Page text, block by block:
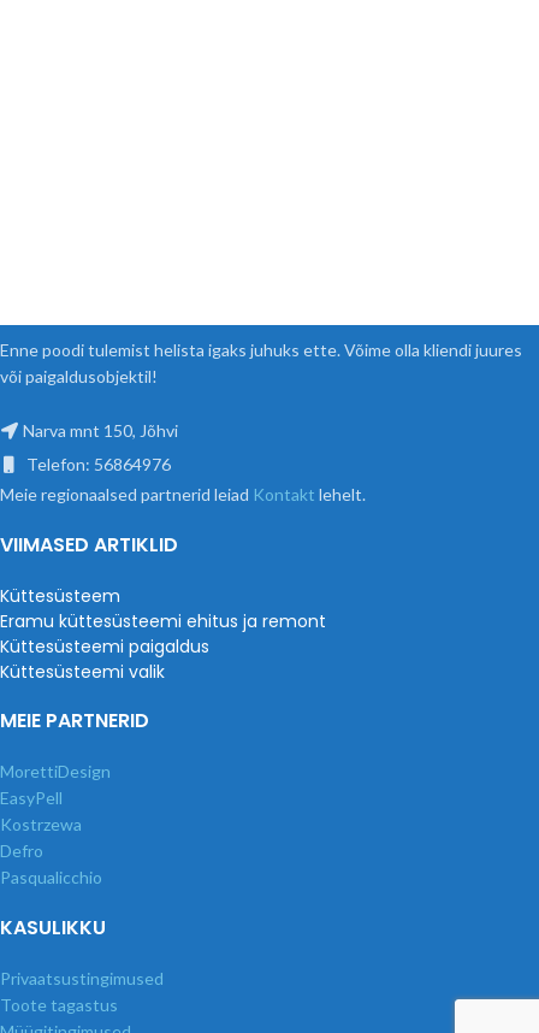
Enne poodi tulemist helista igaks juhuks ette. Võime olla kliendi juures
või paigaldusobjektil!
Narva mnt 150, Jõhvi
Telefon: 56864976
Meie regionaalsed partnerid leiad Kontakt lehelt.
VIIMASED ARTIKLID
Küttesüsteem
Eramu küttesüsteemi ehitus ja remont
Küttesüsteemi paigaldus
Küttesüsteemi valik
MEIE PARTNERID
MorettiDesign
EasyPell
Kostrzewa
Defro
Pasqualicchio
KASULIKKU
Privaatsustingimused
Toote tagastus